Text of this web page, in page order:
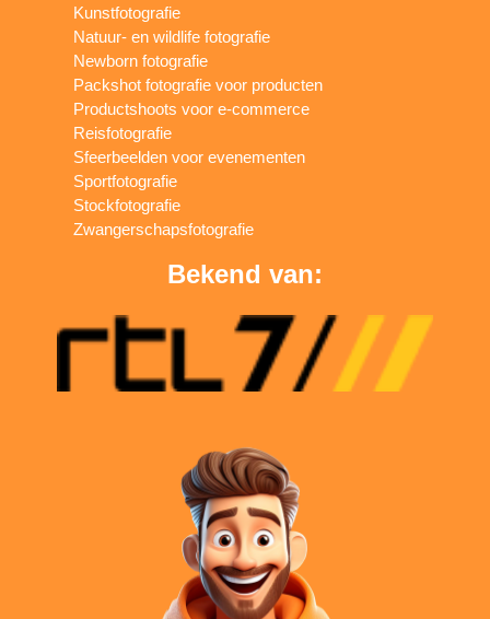
Kunstfotografie
Natuur- en wildlife fotografie
Newborn fotografie
Packshot fotografie voor producten
Productshoots voor e-commerce
Reisfotografie
Sfeerbeelden voor evenementen
Sportfotografie
Stockfotografie
Zwangerschapsfotografie
Bekend van: